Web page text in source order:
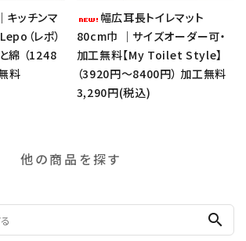
キッチンマ
（レポ）
綿 （1248
料
幅広耳長トイレマット
80cm巾 ｜サイズオーダー可・
加工無料【My Toilet Style】
（3920円～8400円） 加工無料
3,290円(税込)
他の商品を探す
search